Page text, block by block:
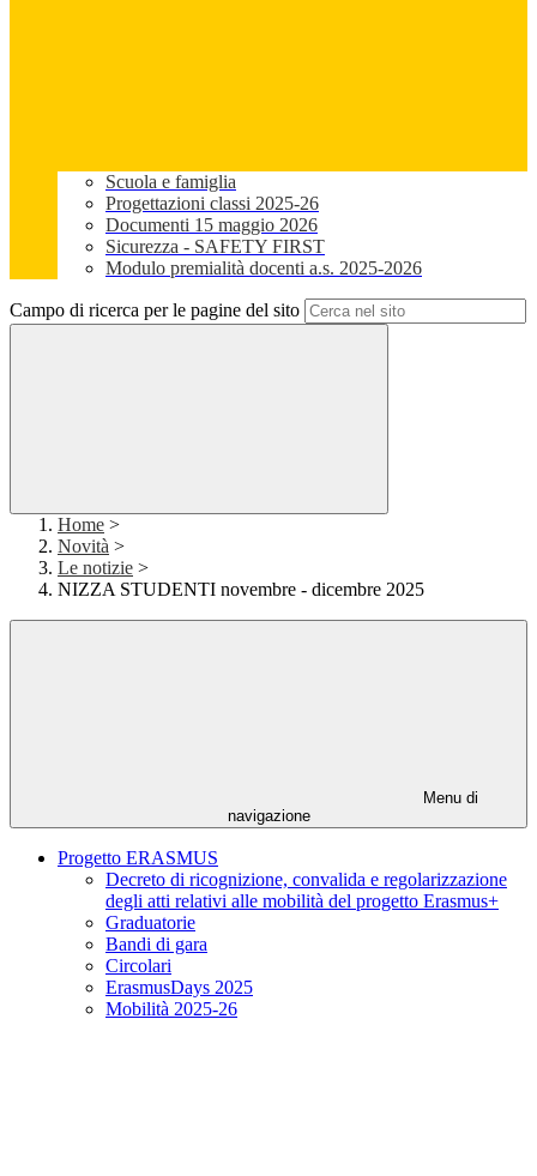
Scuola e famiglia
Progettazioni classi 2025-26
Documenti 15 maggio 2026
Sicurezza - SAFETY FIRST
Modulo premialità docenti a.s. 2025-2026
Campo di ricerca per le pagine del sito
Home >
Novità >
Le notizie >
NIZZA STUDENTI novembre - dicembre 2025
Menu di
navigazione
Progetto ERASMUS
Decreto di ricognizione, convalida e regolarizzazione
degli atti relativi alle mobilità del progetto Erasmus+
Graduatorie
Bandi di gara
Circolari
ErasmusDays 2025
Mobilità 2025-26